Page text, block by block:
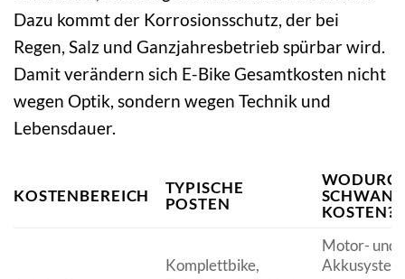
Dazu kommt der Korrosionsschutz, der bei
Regen, Salz und Ganzjahresbetrieb spürbar wird.
Damit verändern sich E-Bike Gesamtkosten nicht
wegen Optik, sondern wegen Technik und
Lebensdauer.
KOSTENBEREICH
TYPISCHE
POSTEN
KOSTEN?
Komplettbike,
Motor- und